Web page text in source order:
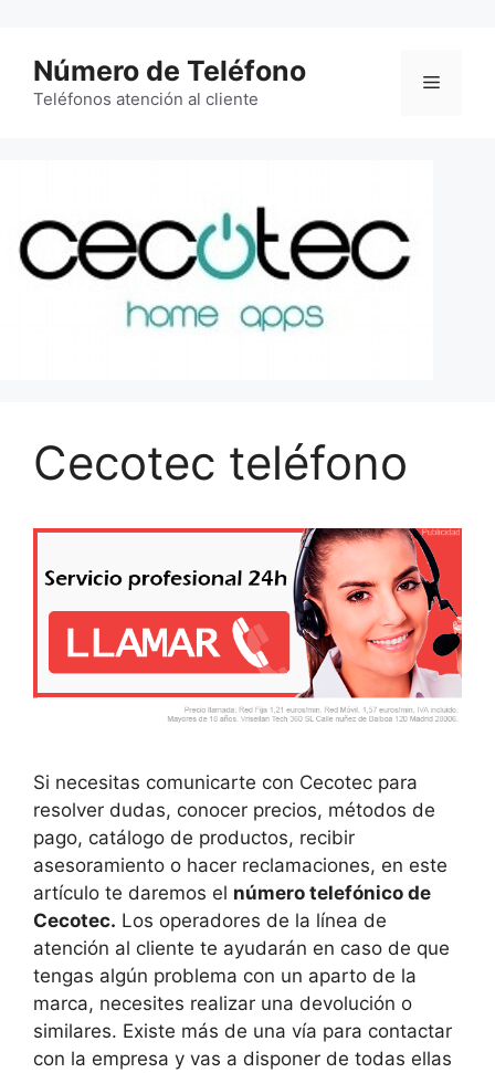
contenido
Número de Teléfono
Teléfonos atención al cliente
Menú
Cecotec teléfono
Si necesitas comunicarte con Cecotec para
resolver dudas, conocer precios, métodos de
pago, catálogo de productos, recibir
asesoramiento o hacer reclamaciones, en este
artículo te daremos el número telefónico de
Cecotec. Los operadores de la línea de
atención al cliente te ayudarán en caso de que
tengas algún problema con un aparto de la
marca, necesites realizar una devolución o
similares. Existe más de una vía para contactar
con la empresa y vas a disponer de todas ellas